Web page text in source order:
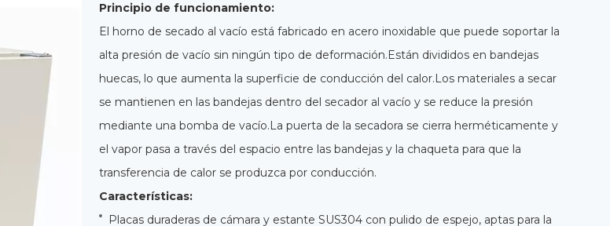
Principio de funcionamiento:
El horno de secado al vacío está fabricado en acero inoxidable que puede soportar la
alta presión de vacío sin ningún tipo de deformación.Están divididos en bandejas
huecas, lo que aumenta la superficie de conducción del calor.Los materiales a secar
se mantienen en las bandejas dentro del secador al vacío y se reduce la presión
mediante una bomba de vacío.La puerta de la secadora se cierra herméticamente y
el vapor pasa a través del espacio entre las bandejas y la chaqueta para que la
transferencia de calor se produzca por conducción.
Características:
Placas duraderas de cámara y estante SUS304 con pulido de espejo, aptas para la